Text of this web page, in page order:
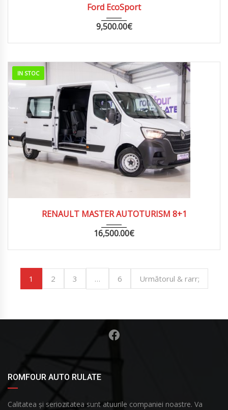
Ford EcoSport
9,500.00€
IN STOC
RENAULT MASTER AUTOTURISM 8+1
16,500.00€
1 2 3 … 6 Următorul & rarr;
ROMFOUR AUTO RULATE
Calitatea și seriozitatea sunt atuurile companiei noastre. Va